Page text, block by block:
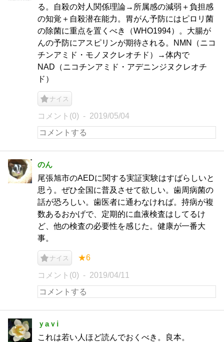
る。自殺の対人関係理論→所属感の減弱＋負担感
の知覚＋自殺潜在能力。胃がん予防にはピロリ菌
の除菌に重点を置くべき（WHO1994）。大腸が
んの予防にアスピリンが期待される。NMN（ニコ
チンアミド・モノヌクレオチド）→体内で
NAD（ニコチンアミド・アデニンジヌクレオチ
ド）
ナイス
コメント(0) 2019/05/04
のん
尾張旭市のAEDに関する実証実験はすばらしいと
思う。ぜひ全国に普及させて欲しい。歯周病菌の
話が恐ろしい。歯医者に通わなければ。持病が複
数あるおかげで、定期的に血液検査はしてるけ
ど、他の検査の必要性を感じた。健康が一番大
事。
ナイス ★6
コメント(0) 2019/04/11
ｙaｖℹ︎
これは若い人ほど読んでおくべき。良本。